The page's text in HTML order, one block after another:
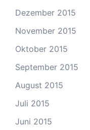
Dezember 2015
November 2015
Oktober 2015
September 2015
August 2015
Juli 2015
Juni 2015